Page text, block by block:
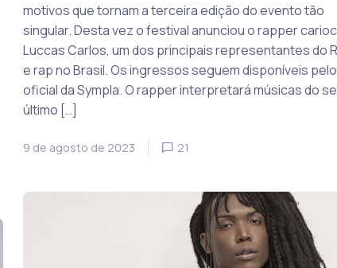
motivos que tornam a terceira edição do evento tão
singular. Desta vez o festival anunciou o rapper
Luccas Carlos, um dos principais representantes do
e rap no Brasil. Os ingressos seguem disponíveis
oficial da Sympla. O rapper interpretará músicas do
último […]
9 de agosto de 2023 21